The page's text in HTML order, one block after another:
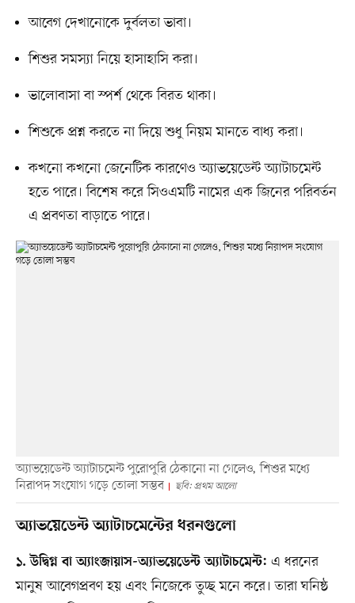
আবেগ দেখানোকে দুর্বলতা ভাবা।
শিশুর সমস্যা নিয়ে হাসাহাসি করা।
ভালোবাসা বা স্পর্শ থেকে বিরত থাকা।
শিশুকে প্রশ্ন করতে না দিয়ে শুধু নিয়ম মানতে বাধ্য করা।
কখনো কখনো জেনেটিক কারণেও অ্যাভয়েডেন্ট অ্যাটাচমেন্ট
হতে পারে। বিশেষ করে সিওএমটি নামের এক জিনের পরিবর্তন
এ প্রবণতা বাড়াতে পারে।
অ্যাভয়েডেন্ট অ্যাটাচমেন্ট পুরোপুরি ঠেকানো না গেলেও, শিশুর মধ্যে
নিরাপদ সংযোগ গড়ে তোলা সম্ভব
ছবি: প্রথম আলো
অ্যাভয়েডেন্ট অ্যাটাচমেন্টের ধরনগুলো
১. উদ্বিগ্ন বা অ্যাংজায়াস-অ্যাভয়েডেন্ট অ্যাটাচমেন্ট: এ ধরনের
মানুষ আবেগপ্রবণ হয় এবং নিজেকে তুচ্ছ মনে করে। তারা ঘনিষ্ঠ